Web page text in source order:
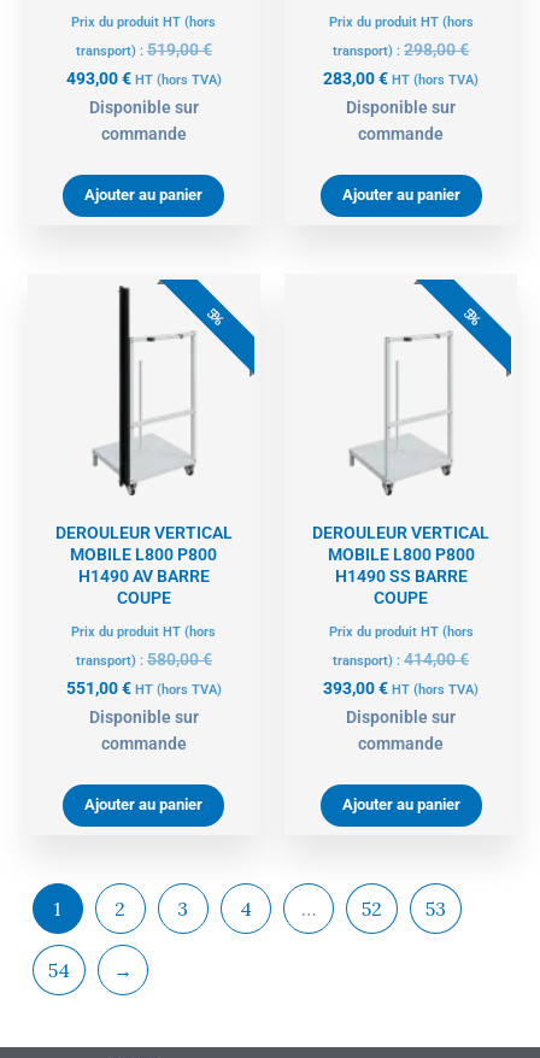
Prix du produit HT (hors
transport) : 519,00€
493,00€ HT (hors TVA)
Disponible sur
commande
Ajouter au panier
Prix du produit HT (hors
transport) :298,00€
283,00€ HT (hors TVA)
Disponible sur
commande
Ajouter au panier
5%
DEROULEUR VERTICAL
MOBILE L800 P800
H1490 AV BARRE
COUPE
Prix du produit HT (hors
transport) : 580,00€
prix
initial
était :
551,00€
Le
actuel
est :
HT (hors TVA)
Disponible sur
commande
Ajouter au panier
5%
DEROULEUR VERTICAL
MOBILE L800 P800
H1490 SS BARRE
COUPE
Prix du produit HT (hors
transport) :414,00€
prix
initial
était :
393,00€
actuel
est :
HT (hors TVA)
Disponible sur
commande
Ajouter au panier
1 2 3 4 … 52 53
54 →